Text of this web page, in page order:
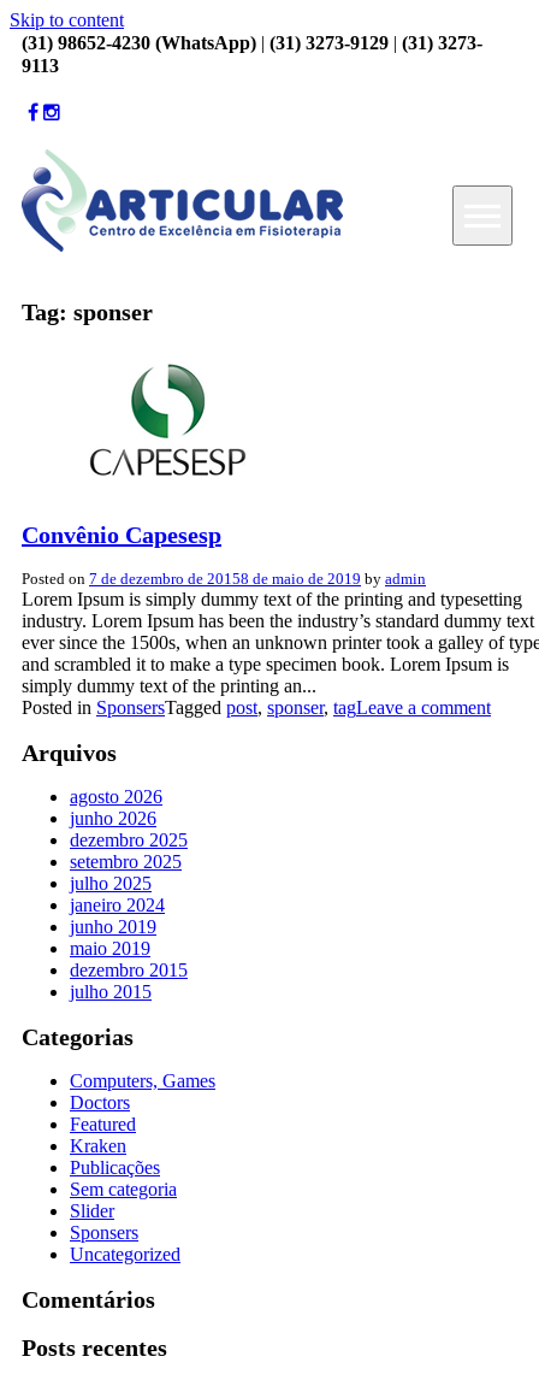
Skip to content
(31) 98652-4230 (WhatsApp) | (31) 3273-9129 | (31) 3273-
9113
Tag: sponser
Convênio Capesesp
Posted on 7 de dezembro de 20158 de maio de 2019 by admin
Lorem Ipsum is simply dummy text of the printing and typesetting
industry. Lorem Ipsum has been the industry’s standard dummy text
ever since the 1500s, when an unknown printer took a galley of
and scrambled it to make a type specimen book. Lorem Ipsum is
simply dummy text of the printing an...
Posted in SponsersTagged post, sponser, tagLeave a comment
Arquivos
agosto 2026
junho 2026
dezembro 2025
setembro 2025
julho 2025
janeiro 2024
junho 2019
maio 2019
dezembro 2015
julho 2015
Categorias
Computers, Games
Doctors
Featured
Kraken
Publicações
Sem categoria
Slider
Sponsers
Uncategorized
Comentários
Posts recentes